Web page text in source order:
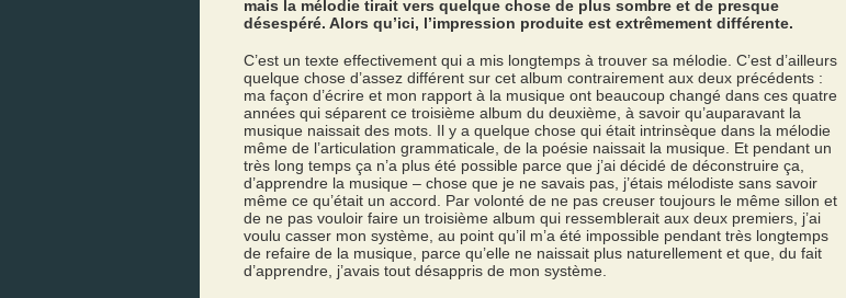
mais la mélodie tirait vers quelque chose de plus sombre et de presque
désespéré. Alors qu’ici, l’impression produite est extrêmement différente.
C’est un texte effectivement qui a mis longtemps à trouver sa mélodie. C’est d’ailleurs
quelque chose d’assez différent sur cet album contrairement aux deux précédents :
ma façon d’écrire et mon rapport à la musique ont beaucoup changé dans ces quatre
années qui séparent ce troisième album du deuxième, à savoir qu’auparavant la
musique naissait des mots. Il y a quelque chose qui était intrinsèque dans la mélodie
même de l’articulation grammaticale, de la poésie naissait la musique. Et pendant un
très long temps ça n’a plus été possible parce que j’ai décidé de déconstruire ça,
d’apprendre la musique – chose que je ne savais pas, j’étais mélodiste sans savoir
même ce qu’était un accord. Par volonté de ne pas creuser toujours le même sillon et
de ne pas vouloir faire un troisième album qui ressemblerait aux deux premiers, j’ai
voulu casser mon système, au point qu’il m’a été impossible pendant très longtemps
de refaire de la musique, parce qu’elle ne naissait plus naturellement et que, du fait
d’apprendre, j’avais tout désappris de mon système.